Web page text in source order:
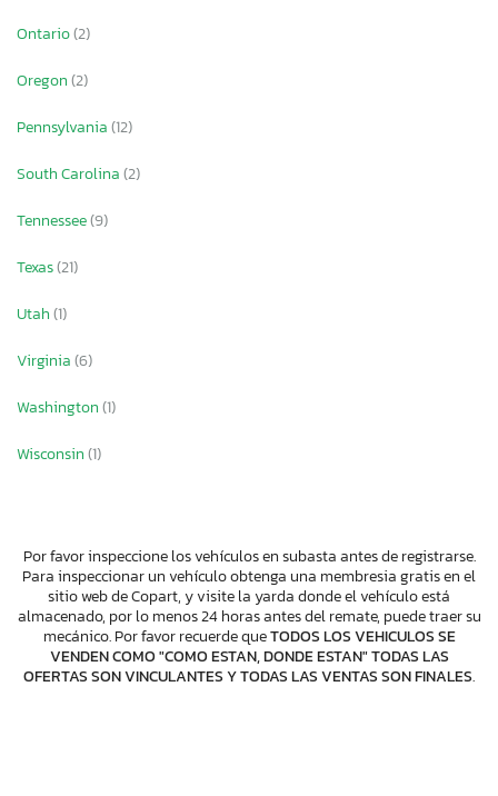
Ontario(2)
Oregon(2)
Pennsylvania(12)
South Carolina(2)
Tennessee(9)
Texas(21)
Utah(1)
Virginia(6)
Washington(1)
Wisconsin(1)
Por favor inspeccione los vehículos en subasta antes de registrarse.
Para inspeccionar un vehículo obtenga una membresia gratis en el
sitio web de Copart, y visite la yarda donde el vehículo está
almacenado, por lo menos 24 horas antes del remate, puede traer su
mecánico. Por favor recuerde queTODOS LOS VEHICULOS SE
VENDEN COMO "COMO ESTAN, DONDE ESTAN" TODAS LAS
OFERTAS SON VINCULANTES Y TODAS LAS VENTAS SON FINALES.